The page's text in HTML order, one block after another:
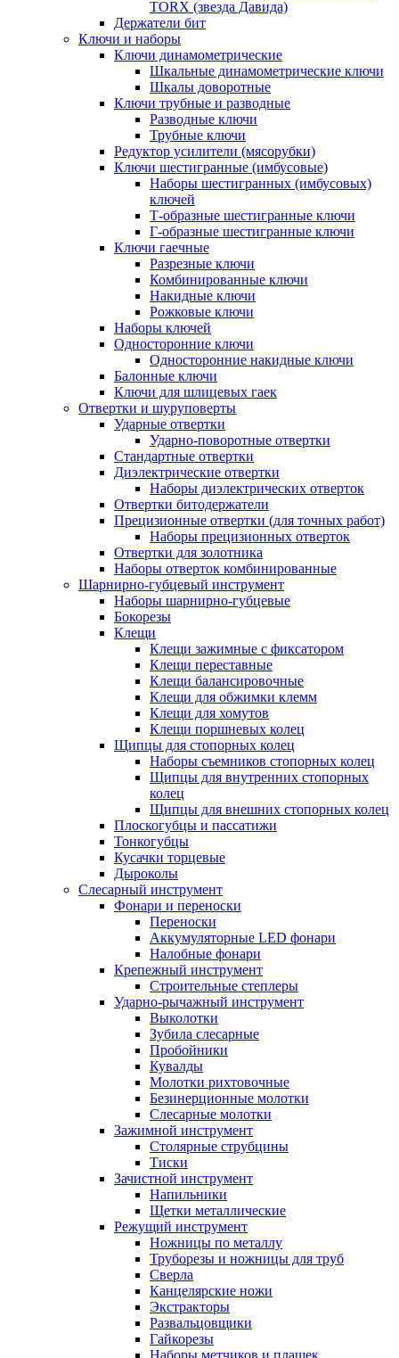
TORX (звезда Давида)
Держатели бит
Ключи и наборы
Ключи динамометрические
Шкальные динамометрические ключи
Шкалы доворотные
Ключи трубные и разводные
Разводные ключи
Трубные ключи
Редуктор усилители (мясорубки)
Ключи шестигранные (имбусовые)
Наборы шестигранных (имбусовых)
ключей
Т-образные шестигранные ключи
Г-образные шестигранные ключи
Ключи гаечные
Разрезные ключи
Комбинированные ключи
Накидные ключи
Рожковые ключи
Наборы ключей
Односторонние ключи
Односторонние накидные ключи
Балонные ключи
Ключи для шлицевых гаек
Отвертки и шуруповерты
Ударные отвертки
Ударно-поворотные отвертки
Стандартные отвертки
Диэлектрические отвертки
Наборы диэлектрических отверток
Отвертки битодержатели
Прецизионные отвертки (для точных работ)
Наборы прецизионных отверток
Отвертки для золотника
Наборы отверток комбинированные
Шарнирно-губцевый инструмент
Наборы шарнирно-губцевые
Бокорезы
Клещи
Клещи зажимные с фиксатором
Клещи переставные
Клещи балансировочные
Клещи для обжимки клемм
Клещи для хомутов
Клещи поршневых колец
Щипцы для стопорных колец
Наборы съемников стопорных колец
Щипцы для внутренних стопорных
колец
Щипцы для внешних стопорных колец
Плоскогубцы и пассатижи
Тонкогубцы
Кусачки торцевые
Дыроколы
Слесарный инструмент
Фонари и переноски
Переноски
Аккумуляторные LED фонари
Налобные фонари
Крепежный инструмент
Строительные степлеры
Ударно-рычажный инструмент
Выколотки
Зубила слесарные
Пробойники
Кувалды
Молотки рихтовочные
Безинерционные молотки
Слесарные молотки
Зажимной инструмент
Столярные струбцины
Тиски
Зачистной инструмент
Напильники
Щетки металлические
Режущий инструмент
Ножницы по металлу
Труборезы и ножницы для труб
Сверла
Канцелярские ножи
Экстракторы
Развальцовщики
Гайкорезы
Наборы метчиков и плашек